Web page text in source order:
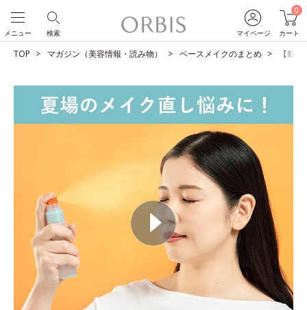
マイページ
0
カート
検索
メニュー
TOP マガジン（美容情報・読み物） ベースメイクのまとめ 【動